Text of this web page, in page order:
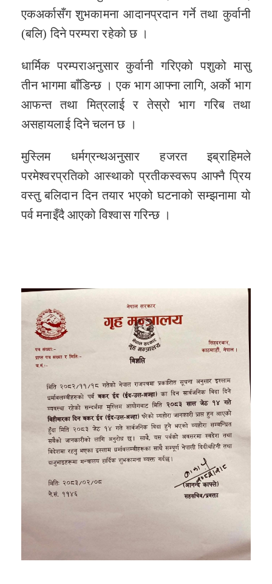
एकअर्कासँग शुभकामना आदानप्रदान गर्ने तथा कुर्वानी
(बलि) दिने परम्परा रहेको छ ।
धार्मिक परम्पराअनुसार कुर्वानी गरिएको पशुको मासु
तीन भागमा बाँडिन्छ । एक भाग आफ्ना लागि, अर्को भाग
आफन्त तथा मित्रलाई र तेस्रो भाग गरिब तथा
असहायलाई दिने चलन छ ।
मुस्लिम धर्मग्रन्थअनुसार हजरत इब्राहिमले
परमेश्वरप्रतिको आस्थाको प्रतीकस्वरूप आफ्नै प्रिय
वस्तु बलिदान दिन तयार भएको घटनाको सम्झनामा यो
पर्व मनाइँदै आएको विश्वास गरिन्छ ।